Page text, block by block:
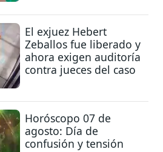
El exjuez Hebert
Zeballos fue liberado y
ahora exigen auditoría
contra jueces del caso
Horóscopo 07 de
agosto: Día de
confusión y tensión